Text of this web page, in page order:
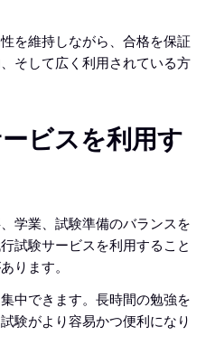
を維持しながら、合格を保証
そして広く利用されている方
ビスを利用す
学業、試験準備のバランスを
試験サービスを利用すること
ります。
中できます。長時間の勉強を
験がより容易かつ便利になり